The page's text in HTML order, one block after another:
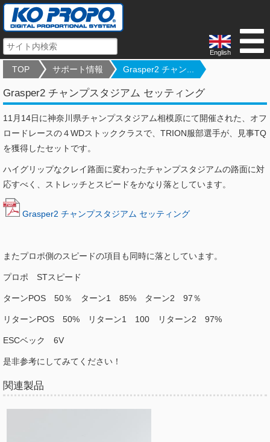
English
TOP サポート情報 Grasper2 チャン...
Grasper2 チャンプスタジアム セッティング
11月14日に神奈川県チャンプスタジアム相模原にて開催された、 オフ
ロードレースの４WDストッククラスで、TRION服部選手が、見事TQ
を獲得したセットです。
ハイグリップなクレイ路面に変わったチャンプスタジアムの路面に対
応すべく、ストレッチとスピードをかなり落としています。
Grasper2 チャンプスタジアム セッティング
またプロポ側のスピードの項目も同時に落としています。
プロポ STスピード
ターンPOS 50％ ターン1 85% ターン2 97％
リターンPOS 50% リターン1 100 リターン2 97%
ESCベック 6V
是非参考にしてみてください！
関連製品